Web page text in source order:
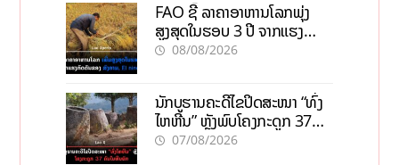
FAO ຊີ້ ລາຄາອາຫານໂລກພຸ່ງ
ສູງສຸດໃນຮອບ 3 ປີ ຈາກແຮງ
ກົດດັນຂອງສົງຄາມ, El nino
08/08/2026
ນັກບູຮານຄະດີໄຂປິດສະໜາ “ທົ່ງ
ໄຫຫີນ” ຫຼັງພົບໂຄງກະດູກ 37
ຄົນໃນຫີນຍັກ
07/08/2026